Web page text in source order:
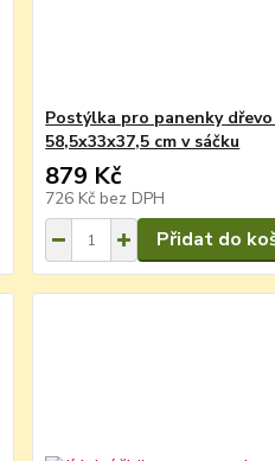
Postýlka pro panenky
58,5x33x37,5 cm v sáčku
879 Kč
726 Kč bez DPH
Přidat do